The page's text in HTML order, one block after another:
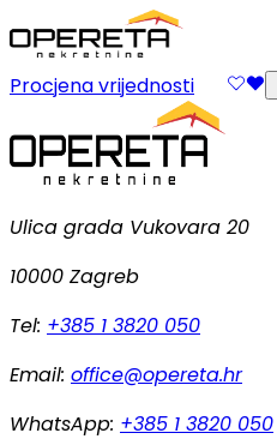
Procjena vrijednosti
Ulica grada Vukovara 20
10000 Zagreb
Tel: +385 1 3820 050
Email: office@opereta.hr
WhatsApp: +385 1 3820 050